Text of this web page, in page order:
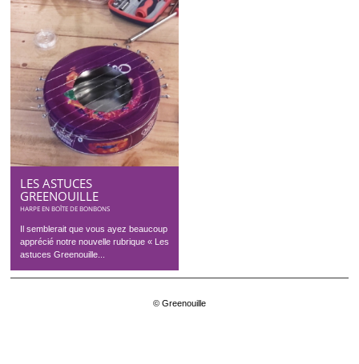
LES ASTUCES
GREENOUILLE
HARPE EN BOÎTE DE BONBONS
Il semblerait que vous ayez beaucoup
apprécié notre nouvelle rubrique « Les
astuces Greenouille...
© Greenouille